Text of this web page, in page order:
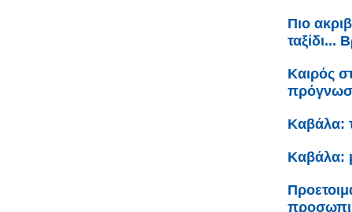
Πιο
ταξίδι...
Καιρός
Καβάλα:
Καβάλα: